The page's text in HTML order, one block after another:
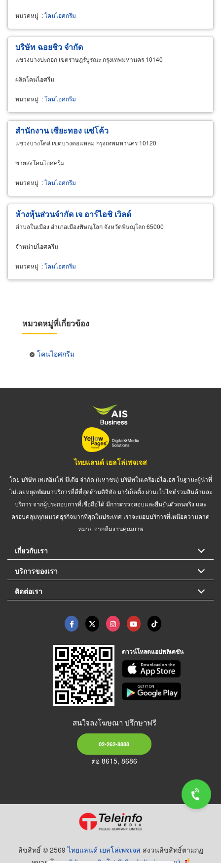
หมวดหมู่ :โคนไอศกรีม
บริษัท ฉอยชิว จำกัด
แขวงบางปะกอก เขตราษฎร์บูรณะ กรุงเทพมหานคร 10140
ผลิตโคนไอศรีม
หมวดหมู่ :โคนไอศกรีม
สำนักงาน เซียะทอง แซ่โค้ว
แขวงบางโคล่ เขตบางคอแหลม กรุงเทพมหานคร 10120
ขายส่งโคนไอศครีม
หมวดหมู่ :โคนไอศกรีม
ห้างหุ้นส่วนจำกัด เจ อาร์ไอชิ เวิลด์
ตำบลในเมือง อำเภอเมืองพิษณุโลก จังหวัดพิษณุโลก 65000
จำหน่ายไอศครีม
หมวดหมู่ :โคนไอศกรีม
หมวดหมู่ที่เกี่ยวข้อง
โคนไอศกรีม
ไทยแลนด์ เยลโล่เพจเจส
โดย บริษัท เทเลอินโฟ มีเดีย จำกัด (มหาชน) บริษัทในเครือเอไอเอส ในฐานะผู้นำที่
ไม่เคยหยุดพัฒนาบริการที่ดีที่สุดด้านดิจิทัล มาร์เก็ตติ้ง ผ่านเว็บไซต์รวมสินค้าและ
บริการ จากผู้ประกอบการที่เชื่อถือได้ มีการตรวจสอบและยืนยันตัวตนจริง และ
ครอบคลุมทุกหมวดธุรกิจมากที่สุดในประเทศ เราจะมอบบริการที่เหนือความคาด
หมาย จากทีมงานคุณภาพ
เกี่ยวกับเรา
บริการของเรา
ติดต่อเรา
ดาวน์โหลดแอปพลิเคชัน
สนใจลงโฆษณา ปรึกษาฟรี
02-262-8888
ต่อ 8615, 8686
ลิขสิทธิ์ © 2569ไทยแลนด์ เยลโล่เพจเจส สงวนลิขสิทธิ์ตามกฏ